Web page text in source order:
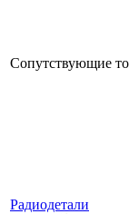
Сопутствующие
Радиодетали